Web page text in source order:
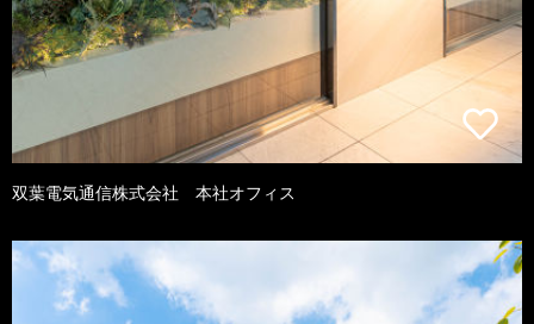
双葉電気通信株式会社 本社オフィス